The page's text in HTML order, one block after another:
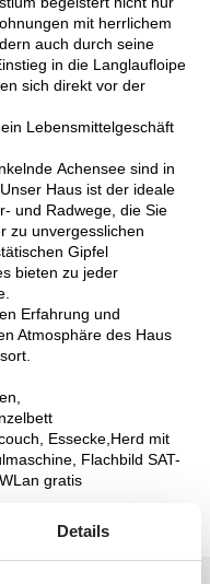
mit herrlichem
auch durch seine
in die Langlaufloipe
sich direkt vor der
Lebensmittelgeschäft
Achensee sind in
Haus ist der ideale
und Radwege, die Sie
zu unvergesslichen
Gipfel
bieten zu jeder
Erfahrung und
Atmosphäre des Haus
Essecke,Herd mit
Flachbild SAT-
gratis
Details